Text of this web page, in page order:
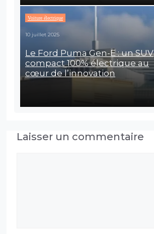
Voiture électrique
10 juillet 2025
Le Ford Puma Gen-E : un SUV
compact 100% électrique au
cœur de l’innovation
Laisser un commentaire